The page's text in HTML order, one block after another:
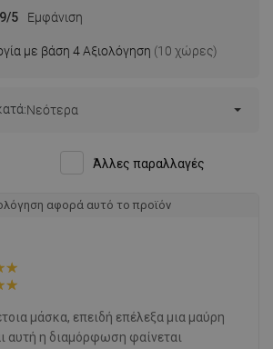
με βάση 4 Αξιολόγηση (10 χώρες)
/5 Εμφάνιση
Άλλες παραλλαγές
Νεότερα
αφορά αυτό το προϊόν
μάσκα, επειδή επέλεξα μια μαύρη
αυτή η διαμόρφωση φαίνεται